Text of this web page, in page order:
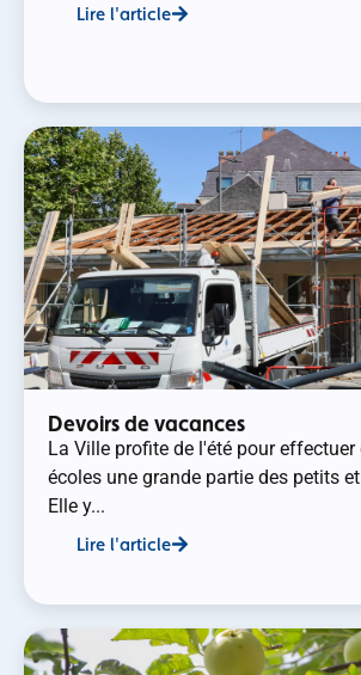
Lire l'article
Devoirs de vacances
La Ville profite de l'été pour effectuer
écoles une grande partie des petits
Elle y...
Lire l'article